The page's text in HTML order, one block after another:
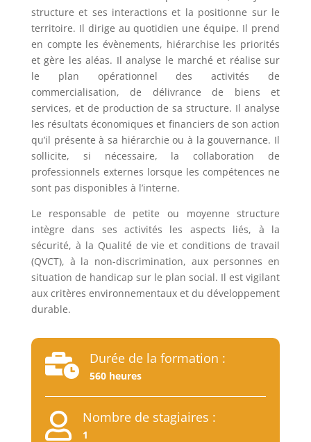
structure et ses interactions et la positionne sur le
territoire. Il dirige au quotidien une équipe. Il prend
en compte les évènements, hiérarchise les priorités
et gère les aléas. Il analyse le marché et réalise sur
le plan opérationnel des activités de
commercialisation, de délivrance de biens et
services, et de production de sa structure. Il analyse
les résultats économiques et financiers de son action
qu’il présente à sa hiérarchie ou à la gouvernance. Il
sollicite, si nécessaire, la collaboration de
professionnels externes lorsque les compétences ne
sont pas disponibles à l’interne.
Le responsable de petite ou moyenne structure
intègre dans ses activités les aspects liés, à la
sécurité, à la Qualité de vie et conditions de travail
(QVCT), à la non-discrimination, aux personnes en
situation de handicap sur le plan social. Il est vigilant
aux critères environnementaux et du développement
durable.
 Durée de la formation :
560 heures
 Nombre de stagiaires :
1